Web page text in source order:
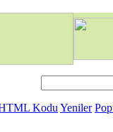
Kodu Yeniler